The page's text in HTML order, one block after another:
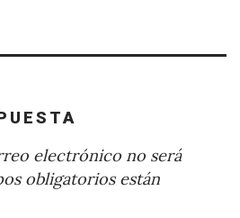
electrónico no será
obligatorios están